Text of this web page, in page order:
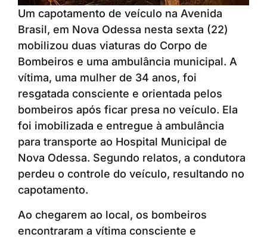
Um capotamento de veículo na Avenida
Brasil, em Nova Odessa nesta sexta (22)
mobilizou duas viaturas do Corpo de
Bombeiros e uma ambulância municipal. A
vítima, uma mulher de 34 anos, foi
resgatada consciente e orientada pelos
bombeiros após ficar presa no veículo. Ela
foi imobilizada e entregue à ambulância
para transporte ao Hospital Municipal de
Nova Odessa. Segundo relatos, a condutora
perdeu o controle do veículo, resultando no
capotamento.
Ao chegarem ao local, os bombeiros
encontraram a vítima consciente e